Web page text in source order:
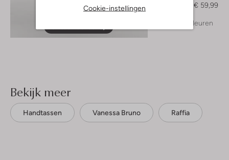
Cookie-instellingen € 59,99
+ meer kleuren
Bekijk meer
Handtassen Vanessa Bruno Raffia